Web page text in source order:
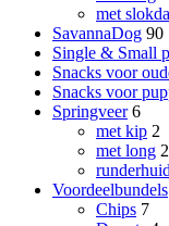
met
SavannaDog 90
Single & Small
Snacks voor
Snacks voor
Springveer 6
met kip 2
met long 2
Voordeelbundels
Chips 7